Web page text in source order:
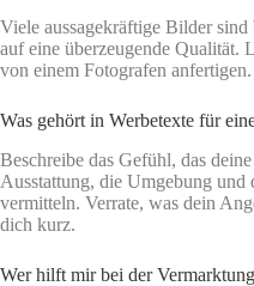
Viele aussagekräftige Bilder sind
auf eine überzeugende Qualität.
von einem Fotografen anfertigen.
Was gehört in Werbetexte für
Beschreibe das Gefühl, das
Ausstattung, die Umgebung und
vermitteln. Verrate, was dein
dich kurz.
Wer hilft mir bei der